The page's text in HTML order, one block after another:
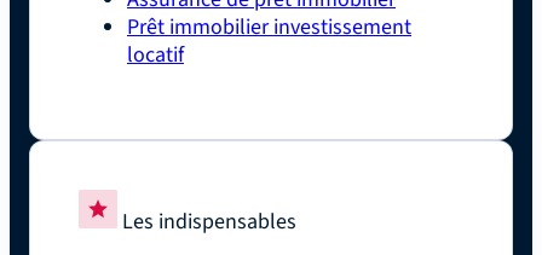
Prêt immobilier investissement
locatif
Les indispensables